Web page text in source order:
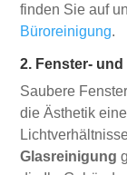
finden Sie auf
Büroreinigung.
2. Fenster-
Saubere
die Ästhetik
Glasreinigung